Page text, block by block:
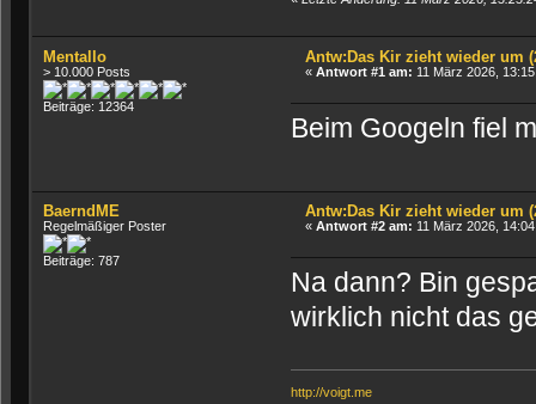
Mentallo
> 10.000 Posts
Beiträge: 12364
Antw:Das Kir zieht wieder um
«Antwort #1 am: 11 März 2026,
Beim Googeln fiel
BaerndME
Regelmäßiger Poster
Beiträge: 787
Antw:Das Kir zieht wieder um
«Antwort #2 am: 11 März 2026,
Na dann? Bin
wirklich nicht das
http://voigt.me